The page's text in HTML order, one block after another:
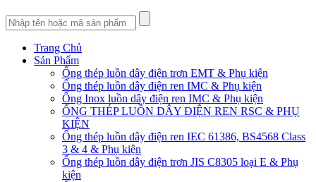
Trang Chủ
Sản Phẩm
Ống thép luồn dây điện trơn EMT & Phụ kiện
Ống thép luồn dây điện ren IMC & Phụ kiện
Ống Inox luồn dây điện ren IMC & Phụ kiện
ỐNG THÉP LUỒN DÂY ĐIỆN REN RSC & PHỤ
KIỆN
Ống thép luồn dây điện ren IEC 61386, BS4568 Class
3 & 4 & Phụ kiện
Ống thép luồn dây điện trơn JIS C8305 loại E & Phụ
kiện